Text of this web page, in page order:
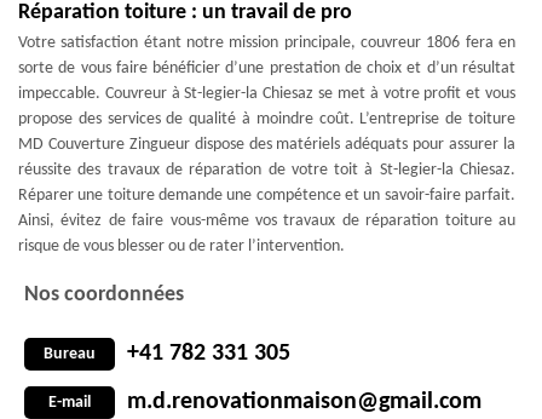
Réparation toiture : un travail de pro
Votre satisfaction étant notre mission principale, couvreur 1806 fera en
sorte de vous faire bénéficier d’une prestation de choix et d’un résultat
impeccable. Couvreur à St-legier-la Chiesaz se met à votre profit et vous
propose des services de qualité à moindre coût. L’entreprise de toiture
MD Couverture Zingueur dispose des matériels adéquats pour assurer la
réussite des travaux de réparation de votre toit à St-legier-la Chiesaz.
Réparer une toiture demande une compétence et un savoir-faire parfait.
Ainsi, évitez de faire vous-même vos travaux de réparation toiture au
risque de vous blesser ou de rater l’intervention.
Nos coordonnées
Bureau +41 782 331 305
E-mail m.d.renovationmaison@gmail.com